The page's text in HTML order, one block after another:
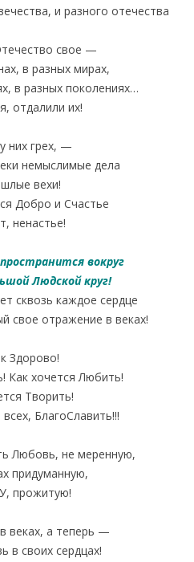
и разного отечества
свое —
в разных мирах,
в разных поколениях…
отдалили их!
них грех, —
немыслимые дела
вехи!
Добро и Счастье
ненастье!
вокруг
Людской круг!
сквозь каждое сердце
свое отражение в веках!
Здорово!
Как хочется Любить!
Творить!
БлагоСлавить!!!
Любовь, не меренную,
придуманную,
прожитую!
веках, а теперь —
в своих сердцах!